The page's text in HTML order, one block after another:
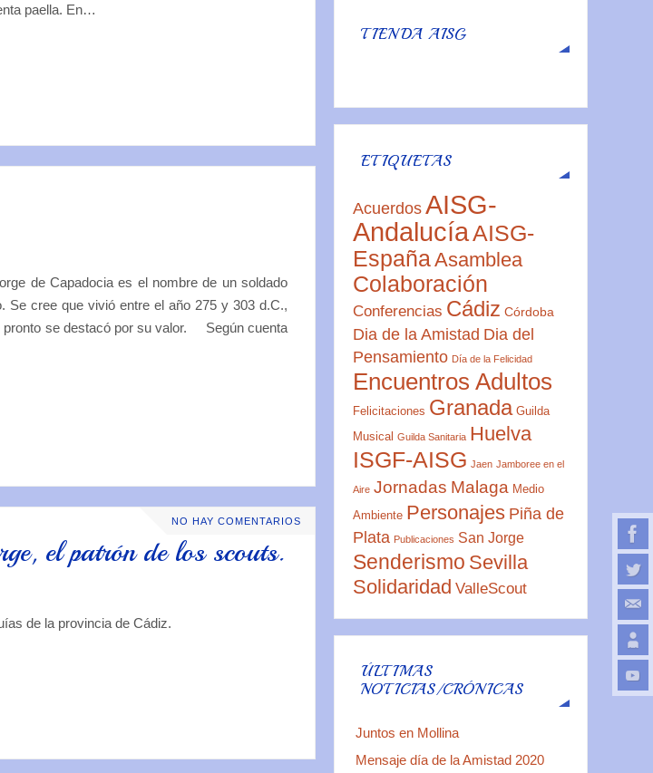
paella. En…
de Capadocia es el nombre de un soldado
Se cree que vivió entre el año 275 y 303 d.C.,
pronto se destacó por su valor. Según cuenta
NO HAY COMENTARIOS
el patrón de los scouts.
de la provincia de Cádiz.
TIENDA AISG
ETIQUETAS
Acuerdos AISG-
AndalucíaAISG-
EspañaAsamblea
Colaboración
Conferencias Cádiz Córdoba
Dia de la Amistad Dia del
Pensamiento Día de la Felicidad
Encuentros Adultos
Felicitaciones Granada Guilda
Musical Guilda Sanitaria Huelva
ISGF-AISG Jaen Jamboree en el
Aire Jornadas Malaga Medio
Ambiente Personajes Piña de
Plata Publicaciones San Jorge
Senderismo Sevilla
Solidaridad ValleScout
ÚLTIMAS
NOTICIAS/CRÓNICAS
Juntos en Mollina
Mensaje día de la Amistad 2020